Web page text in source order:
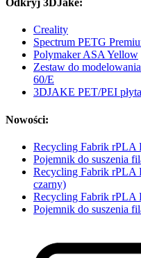
Odkryj 3DJake:
Creality
Spectrum PETG
Polymaker ASA Yellow
Zestaw do
60/E
3DJAKE PET/PEI
Nowości:
Recycling Fabrik rPLA
Pojemnik do suszenia
Recycling Fabrik rPLA
czarny)
Recycling Fabrik rPLA
Pojemnik do suszenia